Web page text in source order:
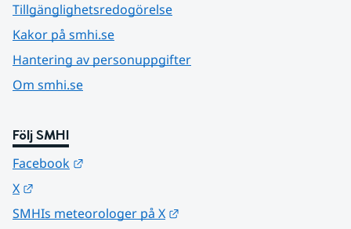
Tillgänglighetsredogörelse
Kakor på smhi.se
Hantering av personuppgifter
Om smhi.se
Följ SMHI
Facebook
X
SMHIs meteorologer på X